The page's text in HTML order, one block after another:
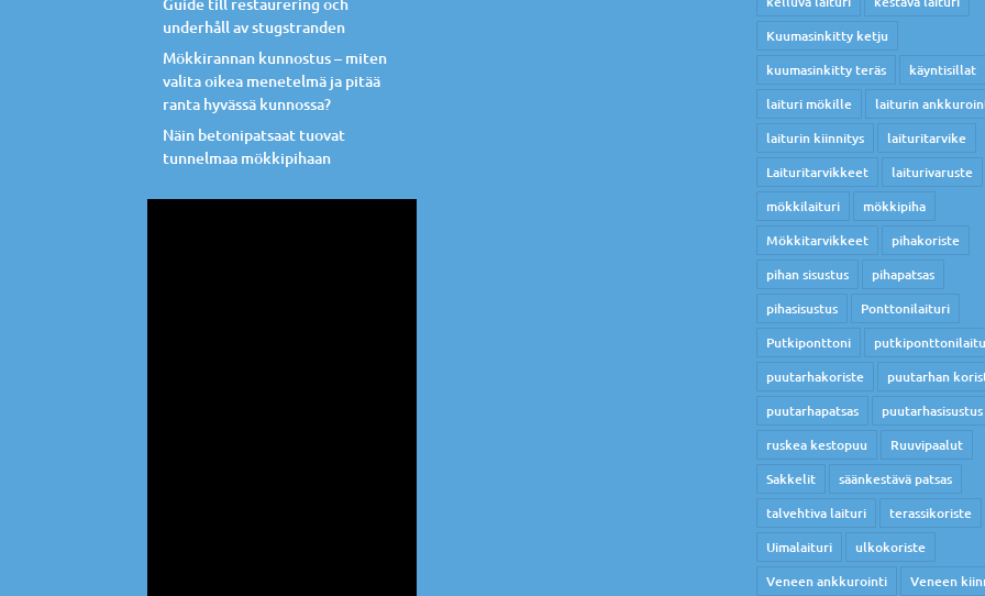
underhåll av stugstranden
Mökkirannan kunnostus – miten
valita oikea menetelmä ja pitää
ranta hyvässä kunnossa?
Näin betonipatsaat tuovat
tunnelmaa mökkipihaan
Kuumasinkitty ketju
kuumasinkitty teräs
käyntisillat
laituri mökille
laiturin
laiturin kiinnitys
laituritarvike
Laituritarvikkeet
laiturivaruste
mökkilaituri
mökkipiha
Mökkitarvikkeet
pihakoriste
pihan sisustus
pihapatsas
pihasisustus
Ponttonilaituri
Putkiponttoni
puutarhakoriste
puutarhan
puutarhapatsas
puutarhasisustus
ruskea kestopuu
Ruuvipaalut
Sakkelit
säänkestävä patsas
talvehtiva laituri
terassikoriste
Uimalaituri
ulkokoriste
Veneen ankkurointi
Veneen